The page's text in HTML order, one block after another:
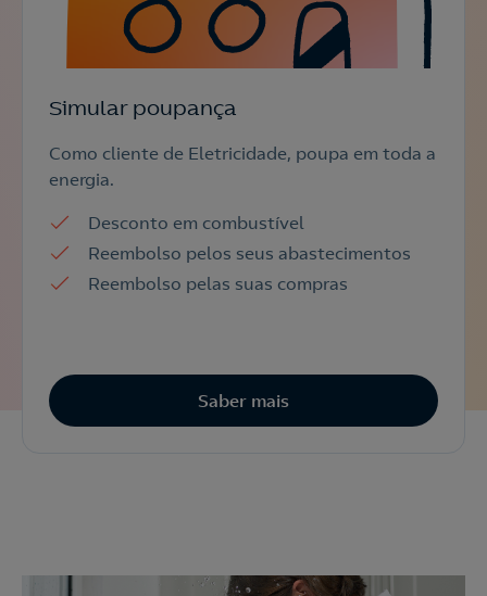
Simular poupança
Como cliente de Eletricidade, poupa em toda a
energia.
Desconto em combustível
Reembolso pelos seus abastecimentos
Reembolso pelas suas compras
Saber mais